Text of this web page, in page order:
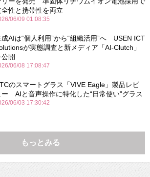
全性と携帯性を両立
06/09 01:08:35
成AIは“個人利用”から“組織活用”へ USEN ICT
が実態調査と新メディア「AI-Clutch」
公開
06/08 17:08:47
のスマートグラス「VIVE Eagle」製品レビ
ー AIと音声操作に特化した“日常使い”グラス
06/03 17:30:42
もっとみる